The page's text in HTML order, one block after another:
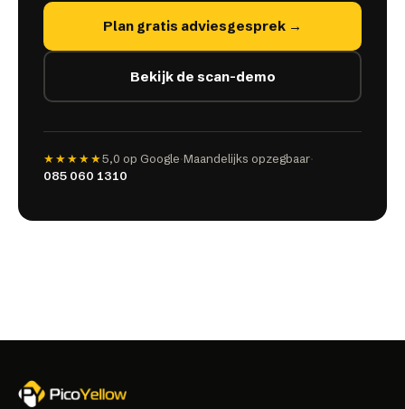
Plan gratis adviesgesprek →
Bekijk de scan-demo
★★★★★5,0 op Google·Maandelijks opzegbaar·
085 060 1310